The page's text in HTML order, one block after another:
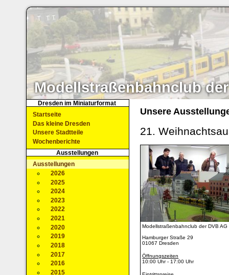
Modellstraßenbahnclub der
Unsere
21.
Modellstraßenbahnclub der DVB AG
Hamburger Straße 29
01067 Dresden
Öffnungszeiten
10:00 Uhr - 17:00 Uhr
Dresden im Miniaturformat
Startseite
Das kleine Dresden
Unsere Stadtteile
Wochenberichte
Ausstellungen
Ausstellungen
2026
2025
2024
2023
2022
2021
2020
2019
2018
2017
2016
2015